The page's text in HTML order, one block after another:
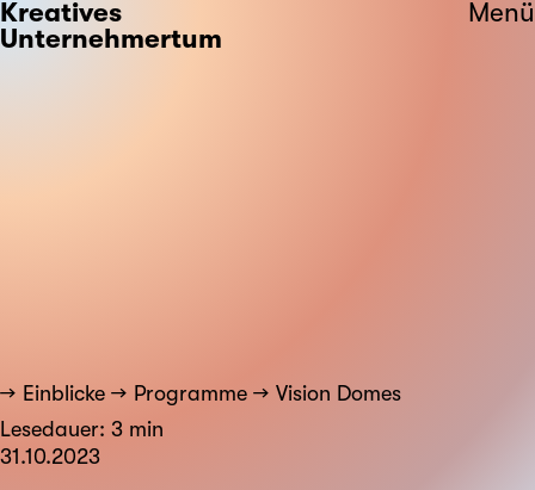
Kreatives
Unternehmertum
Menü
Einblicke Programme
Vision Domes
Lesedauer: 3 min
31.10.2023